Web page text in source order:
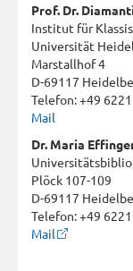
Prof. Dr.
Institut für
Universität
Marstallhof 4
D-69117
Telefon: +49
Mail
Dr. Maria
Plöck 107-109
D-69117
Telefon: +49
Mail